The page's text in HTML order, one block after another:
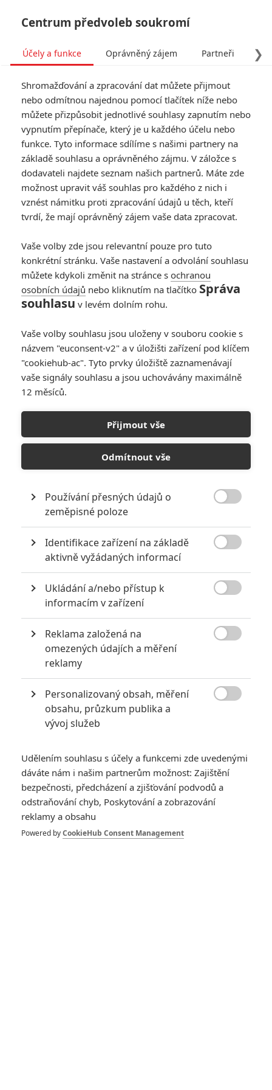
6.0/10
Místo u
moře
Po smrti svého staršího bratra
Joea (Kyle Chandler) zjišťuje Lee
Chandler (Casey Affleck) s
velkým překvapením, že byl svým
bratrem ustanoven jako jediný
opatrovník synovce Patricka
(Lucas Hedges). Lee opouští své
současné zaměstnání a naplněn
obavami se vrací do vesnice
pečoval o temperamentního šestnáctiletého Patricka. Je také
nucen se vyrovnat se svou minulostí, která ho odloučila jak od
manželky Randi (Michelle Williams), tak od komunity, ve které se
narodil a dospíval. Lee a Patrick, které spojuje pouto jediného
člověka, jenž celou rodinu udržoval pohromadě, se oba snaží smířit
s životem ve světě bez Joea.
Galerie k filmu Místo u
moře
« Předchozí Další »
Centrum předvoleb soukromí
❯
Účely a funkce Oprávněný zájem Partneři
Shromažďování a zpracování dat můžete přijmout
nebo odmítnou najednou pomocí tlačítek níže nebo
můžete přizpůsobit jednotlivé souhlasy zapnutím nebo
vypnutím přepínače, který je u každého účelu nebo
funkce. Tyto informace sdílíme s našimi partnery na
základě souhlasu a oprávněného zájmu. V záložce s
dodavateli najdete seznam našich partnerů. Máte zde
možnost upravit váš souhlas pro každého z nich i
vznést námitku proti zpracování údajů u těch, kteří
tvrdí, že mají oprávněný zájem vaše data zpracovat.
Vaše volby zde jsou relevantní pouze pro tuto
konkrétní stránku. Vaše nastavení a odvolání souhlasu
můžete kdykoli změnit na stránce s ochranou
osobních údajů nebo kliknutím na tlačítko Správa
souhlasu v levém dolním rohu.
Vaše volby souhlasu jsou uloženy v souboru cookie s
názvem "euconsent-v2" a v úložišti zařízení pod klíčem
"cookiehub-ac". Tyto prvky úložiště zaznamenávají
vaše signály souhlasu a jsou uchovávány maximálně
12 měsíců.
Přijmout vše
Odmítnout vše
Používání přesných údajů o
zeměpisné poloze
Identifikace zařízení na základě
aktivně vyžádaných informací
Ukládání a/nebo přístup k
informacím v zařízení
Reklama založená na
omezených údajích a měření
reklamy
Personalizovaný obsah, měření
obsahu, průzkum publika a
vývoj služeb
Udělením souhlasu s účely a funkcemi zde uvedenými
dáváte nám i našim partnerům možnost: Zajištění
bezpečnosti, předcházení a zjišťování podvodů a
odstraňování chyb, Poskytování a zobrazování
reklamy a obsahu
Powered byCookieHub Consent Management